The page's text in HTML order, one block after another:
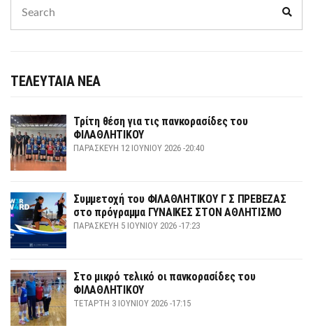
for:
ΤΕΛΕΥΤΑΙΑ ΝΕΑ
Τρίτη θέση για τις πανκορασίδες του
ΦΙΛΑΘΛΗΤΙΚΟΥ
ΠΑΡΑΣΚΕΥΉ 12 ΙΟΥΝΊΟΥ 2026 -20:40
Συμμετοχή του ΦΙΛΑΘΛΗΤΙΚΟΥ Γ Σ ΠΡΕΒΕΖΑΣ
στο πρόγραμμα ΓΥΝΑΙΚΕΣ ΣΤΟΝ ΑΘΛΗΤΙΣΜΟ
ΠΑΡΑΣΚΕΥΉ 5 ΙΟΥΝΊΟΥ 2026 -17:23
Στο μικρό τελικό οι πανκορασίδες του
ΦΙΛΑΘΛΗΤΙΚΟΥ
ΤΕΤΆΡΤΗ 3 ΙΟΥΝΊΟΥ 2026 -17:15